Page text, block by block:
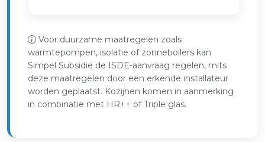
Voor duurzame maatregelen zoals
warmtepompen, isolatie of zonneboilers kan
Simpel Subsidie de ISDE-aanvraag regelen, mits
deze maatregelen door een erkende installateur
worden geplaatst. Kozijnen komen in aanmerking
in combinatie met HR++ of Triple glas.